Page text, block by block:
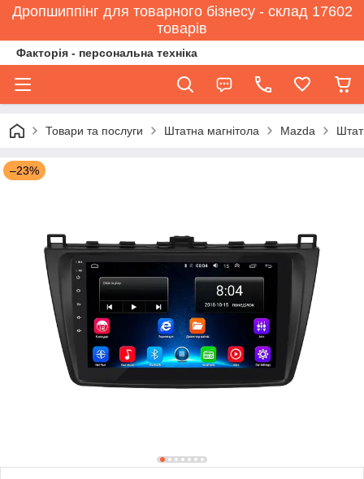
Дропшиппінг для товарного бізнесу - склад 17602
товарів
Факторія - персональна техніка
Товари та послуги Штатна магнітола Mazda
–23%